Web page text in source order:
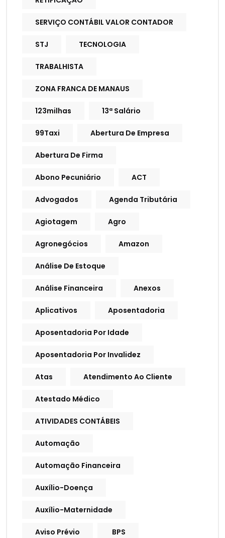
SERVIÇO CONTÁBIL VALOR CONTADOR
STJ TECNOLOGIA
TRABALHISTA
ZONA FRANCA DE MANAUS
123milhas 13ª Salário
99Taxi Abertura De Empresa
Abertura De Firma
Abono Pecuniário ACT
Advogados Agenda Tributária
Agiotagem Agro
Agronegócios Amazon
Análise De Estoque
Análise Financeira Anexos
Aplicativos Aposentadoria
Aposentadoria Por Idade
Aposentadoria Por Invalidez
Atas Atendimento Ao Cliente
Atestado Médico
ATIVIDADES CONTÁBEIS
Automação
Automação Financeira
Auxílio-Doença
Auxílio-Maternidade
Aviso Prévio BPS